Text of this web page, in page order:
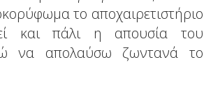
το αποχαιρετιστήριο
και πάλι η απουσία του
να απολαύσω ζωντανά το